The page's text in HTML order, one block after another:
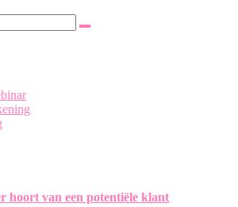
hoort van een potentiële klant